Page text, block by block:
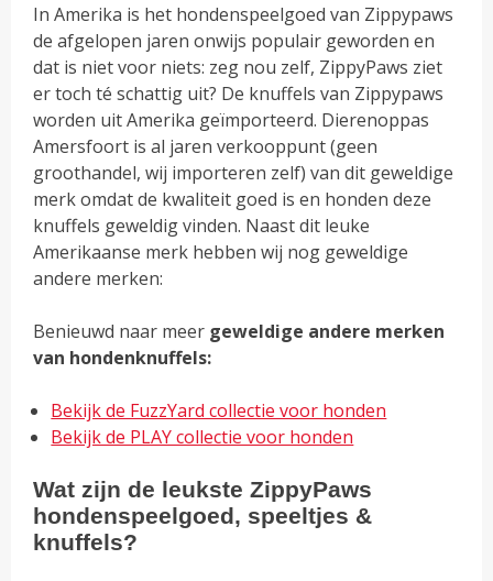
In Amerika is het hondenspeelgoed van Zippypaws
de afgelopen jaren onwijs populair geworden en
dat is niet voor niets: zeg nou zelf, ZippyPaws ziet
er toch té schattig uit? De knuffels van Zippypaws
worden uit Amerika geïmporteerd. Dierenoppas
Amersfoort is al jaren verkooppunt (geen
groothandel, wij importeren zelf) van dit geweldige
merk omdat de kwaliteit goed is en honden deze
knuffels geweldig vinden. Naast dit leuke
Amerikaanse merk hebben wij nog geweldige
andere merken:
Benieuwd naar meer geweldige andere merken
van hondenknuffels:
Bekijk de FuzzYard collectie voor honden
Bekijk de PLAY collectie voor honden
Wat zijn de leukste ZippyPaws
hondenspeelgoed, speeltjes &
knuffels?